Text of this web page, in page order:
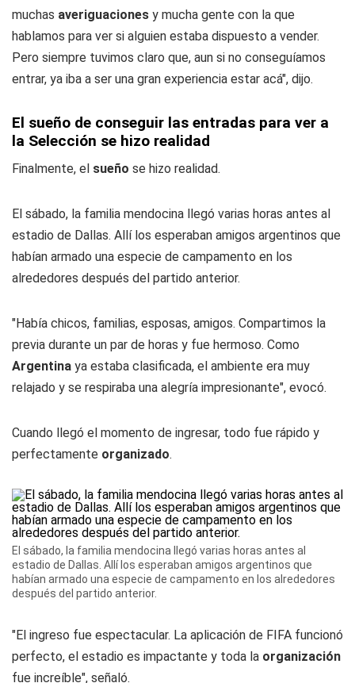
muchas averiguaciones y mucha gente con la que
hablamos para ver si alguien estaba dispuesto a vender.
Pero siempre tuvimos claro que, aun si no conseguíamos
entrar, ya iba a ser una gran experiencia estar acá", dijo.
El sueño de conseguir las entradas para ver a
la Selección se hizo realidad
Finalmente, el sueño se hizo realidad.
El sábado, la familia mendocina llegó varias horas antes al
estadio de Dallas. Allí los esperaban amigos argentinos que
habían armado una especie de campamento en los
alrededores después del partido anterior.
"Había chicos, familias, esposas, amigos. Compartimos la
previa durante un par de horas y fue hermoso. Como
Argentina ya estaba clasificada, el ambiente era muy
relajado y se respiraba una alegría impresionante", evocó.
Cuando llegó el momento de ingresar, todo fue rápido y
perfectamente organizado.
El sábado, la familia mendocina llegó varias horas antes al
estadio de Dallas. Allí los esperaban amigos argentinos que
habían armado una especie de campamento en los alrededores
después del partido anterior.
"El ingreso fue espectacular. La aplicación de FIFA funcionó
perfecto, el estadio es impactante y toda la organización
fue increíble", señaló.